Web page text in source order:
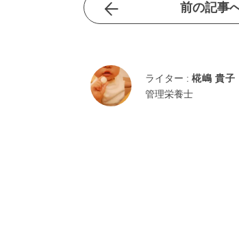
前の記事
ライター : 椛嶋 貴子
管理栄養士